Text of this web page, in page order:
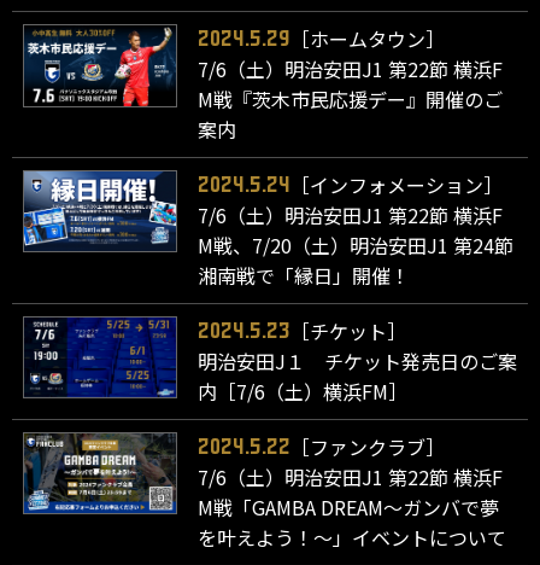
2024.5.29
［ホームタウン］
7/6（土）明治安田J1 第22節 横浜F
M戦『茨木市民応援デー』開催のご
案内
2024.5.24
［インフォメーション］
7/6（土）明治安田J1 第22節 横浜F
M戦、7/20（土）明治安田J1 第24節
湘南戦で「縁日」開催！
2024.5.23
［チケット］
明治安田J１ チケット発売日のご案
内［7/6（土）横浜FM］
2024.5.22
［ファンクラブ］
7/6（土）明治安田J1 第22節 横浜F
M戦「GAMBA DREAM～ガンバで夢
を叶えよう！～」イベントについて